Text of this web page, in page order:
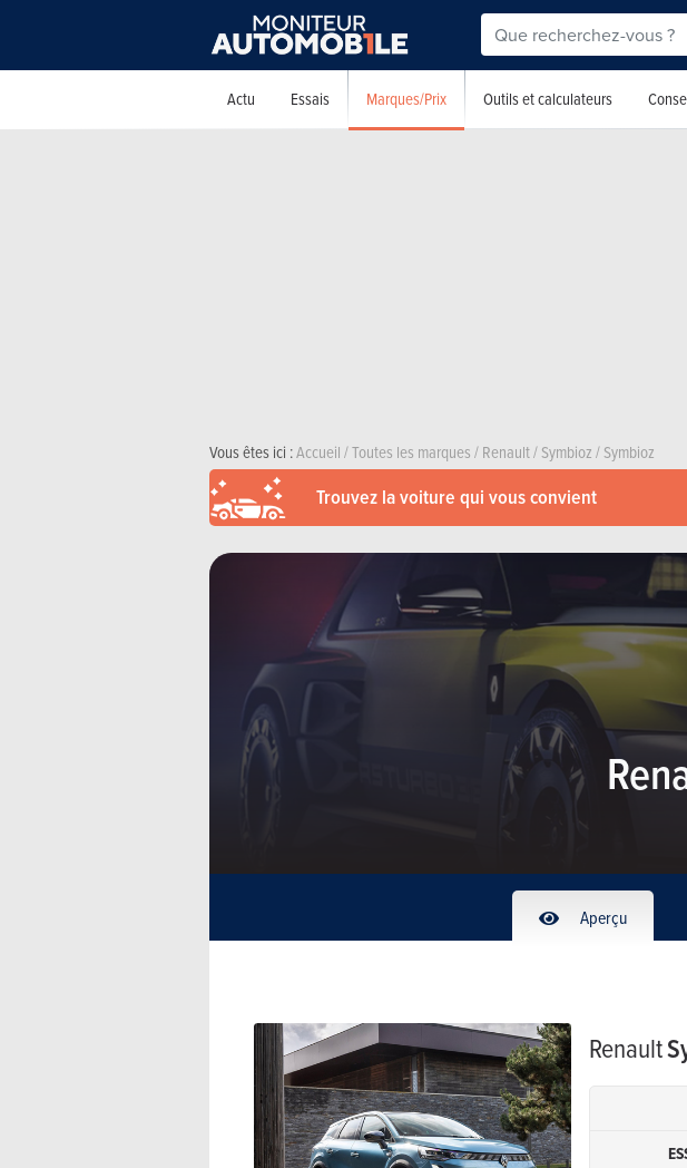
Actu Essais Marques/Prix Outils et calculateurs
Vous êtes ici :Accueil/Toutes les marques/Renault/Symbioz/Symbioz
Trouvez la voiture qui vous convient
Aperçu
Renault